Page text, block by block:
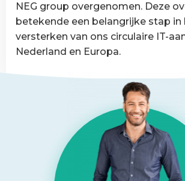
van
België
NEG group overgenomen. Deze
betekende een belangrijke stap in
versterken van ons circulaire IT-
Nederland en Europa.
overgenomen